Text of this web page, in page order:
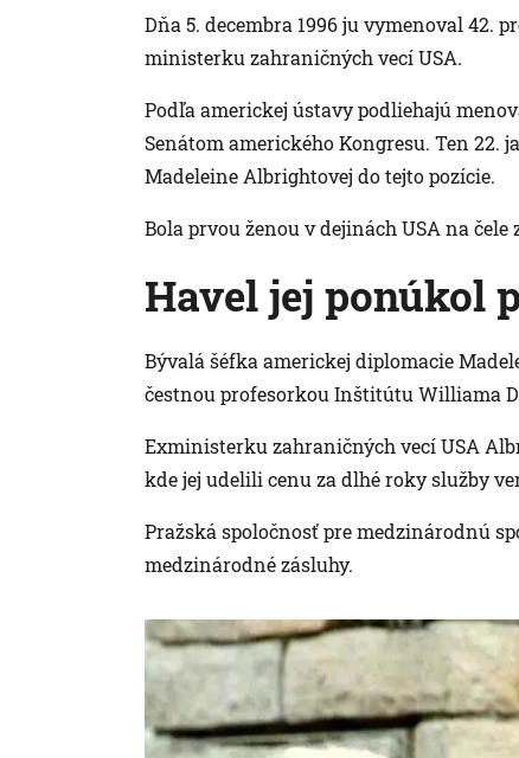
Dňa 5. decembra 1996 ju vymenoval 42.
ministerku zahraničných vecí USA.
Podľa americkej ústavy podliehajú
Senátom amerického Kongresu. Ten
Madeleine Albrightovej do tejto pozície.
Bola prvou ženou v dejinách USA na
Havel jej ponúkol
Bývalá šéfka americkej diplomacie
čestnou profesorkou Inštitútu Williama
Exministerku zahraničných vecí USA
kde jej udelili cenu za dlhé roky služby
Pražská spoločnosť pre medzinárodnú
medzinárodné zásluhy.